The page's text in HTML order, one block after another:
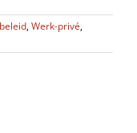
,Werk-privé,